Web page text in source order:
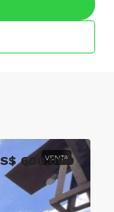
VENTA
600,000